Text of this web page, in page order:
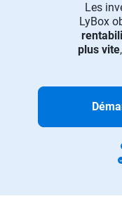
Les
LyBox
plus vite